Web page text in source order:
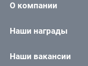
О компании
Наши награды
Наши вакансии